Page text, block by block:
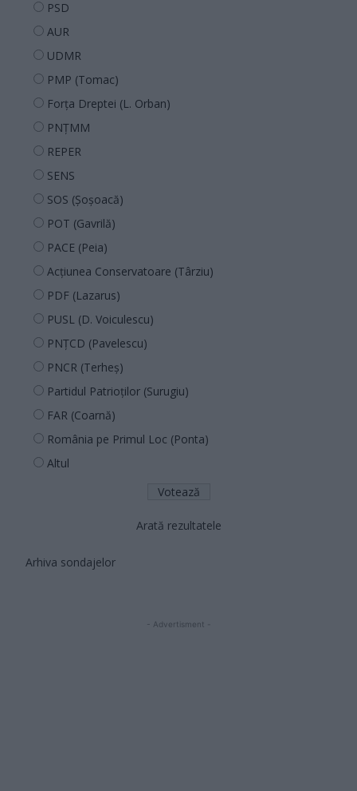
PSD
AUR
UDMR
PMP (Tomac)
Forța Dreptei (L. Orban)
PNȚMM
REPER
SENS
SOS (Șoșoacă)
POT (Gavrilă)
PACE (Peia)
Acțiunea Conservatoare (Târziu)
PDF (Lazarus)
PUSL (D. Voiculescu)
PNȚCD (Pavelescu)
PNCR (Terheș)
Partidul Patrioților (Surugiu)
FAR (Coarnă)
România pe Primul Loc (Ponta)
Altul
Arată rezultatele
Arhiva sondajelor
- Advertisment -